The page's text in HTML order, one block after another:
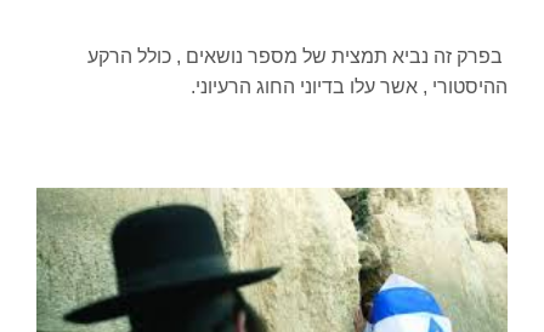
בפרק זה נביא תמצית של מספר נושאים , כולל הרקע
ההיסטורי , אשר עלו בדיוני החוג הרעיוני.